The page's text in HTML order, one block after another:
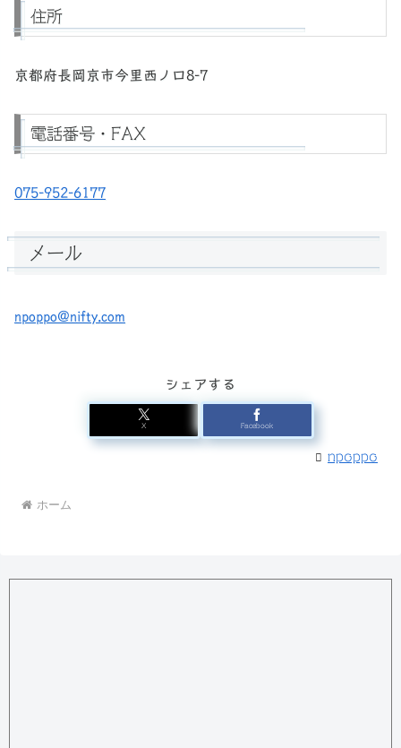
住所
京都府長岡京市今里西ノ口8-7
電話番号・FAX
075-952-6177
メール
npoppo@nifty.com
シェアする
X Facebook
npoppo
ホーム